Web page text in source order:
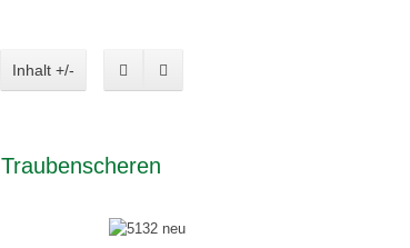
Inhalt +/-
Traubenscheren